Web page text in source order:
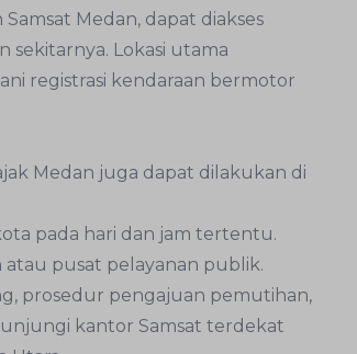
Medan, dapat diakses
sekitarnya. Lokasi utama
registrasi kendaraan bermotor
Medan juga dapat dilakukan di
pada hari dan jam tertentu.
atau pusat pelayanan publik.
prosedur pengajuan pemutihan,
kantor Samsat terdekat